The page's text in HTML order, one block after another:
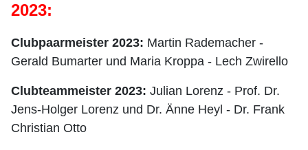
2023:
Clubpaarmeister 2023: Martin Rademacher -
Gerald Bumarter und Maria Kroppa - Lech Zwirello
Clubteammeister 2023: Julian Lorenz - Prof. Dr.
Jens-Holger Lorenz und Dr. Änne Heyl - Dr. Frank
Christian Otto